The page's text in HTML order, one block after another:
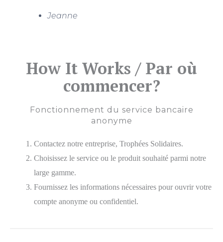
Jeanne
How It Works / Par où
commencer?
Fonctionnement du service bancaire
anonyme
Contactez notre entreprise, Trophées Solidaires.
Choisissez le service ou le produit souhaité parmi notre
large gamme.
Fournissez les informations nécessaires pour ouvrir votre
compte anonyme ou confidentiel.